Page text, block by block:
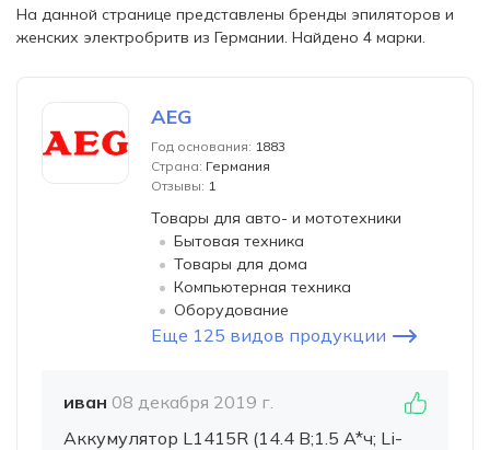
На данной странице представлены бренды эпиляторов и
женских электробритв из Германии. Найдено 4 марки.
AEG
Год основания: 1883
Страна: Германия
Отзывы: 1
Товары для авто- и мототехники
Бытовая техника
Товары для дома
Компьютерная техника
Оборудование
Еще 125 видов продукции
иван 08 декабря 2019 г.
Аккумулятор L1415R (14.4 В;1.5 A*ч; Li-